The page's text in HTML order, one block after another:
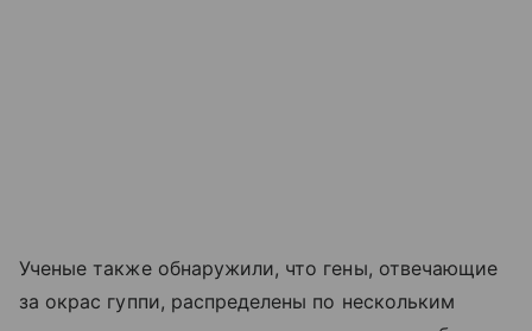
Ученые также обнаружили, что гены, отвечающие
за окрас гуппи, распределены по нескольким